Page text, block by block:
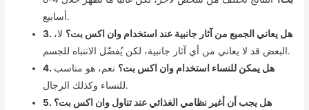
أسابيع.
3. هل يعاني الجميع من آثار جانبية عند استخدام وان اكس بت؟ لا،
البعض قد لا يعاني من أي آثار جانبية، لكن يُفضّل الانتباه للجسم.
4. هل يمكن للنساء استخدام وان اكس بت؟ نعم، هو مناسب
للنساء وكذلك الرجال.
5. هل يجب أن أغير نظامي الغذائي عند تناول وان اكس بت؟